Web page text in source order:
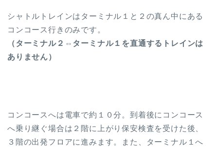
シャトルトレインはターミナル１と２の真ん中にある
コンコース行きのみです。
（ターミナル２⇔ターミナル１を直通するトレインは
ありません）
コンコースへは電車で約１０分。到着後にコンコース
へ乗り継ぐ場合は２階に上がり保安検査を受けた後、
３階の出発フロアに進みます。また、ターミナル１へ